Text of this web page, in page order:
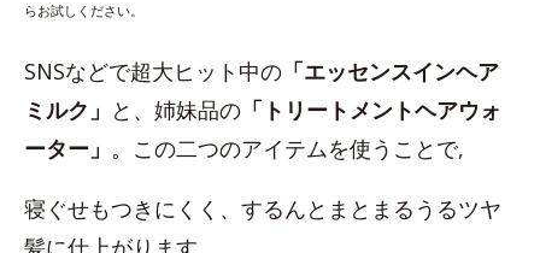
らお試しください。
SNSなどで超大ヒット中の 「エッセンスインヘア
ミルク」 と、姉妹品の 「トリートメントヘアウォ
ーター」 。この二つのアイテムを使うことで,
寝ぐせもつきにくく、するんとまとまるうるツヤ